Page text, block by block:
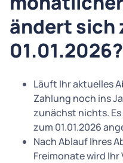
ändert sich
01.01.2026?
Läuft Ihr aktuelles
Zahlung noch ins
zunächst nichts.
zum 01.01.2026
Nach Ablauf Ihres
Freimonate wird